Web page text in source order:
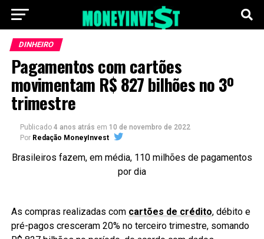
DINHEIRO
Pagamentos com cartões
movimentam R$ 827 bilhões no 3º
trimestre
Publicado 4 anos atrás em 10 de novembro de 2022
Por Redação MoneyInvest
Brasileiros fazem, em média, 110 milhões de pagamentos
por dia
As compras realizadas com cartões de crédito, débito e
pré-pagos cresceram 20% no terceiro trimestre, somando